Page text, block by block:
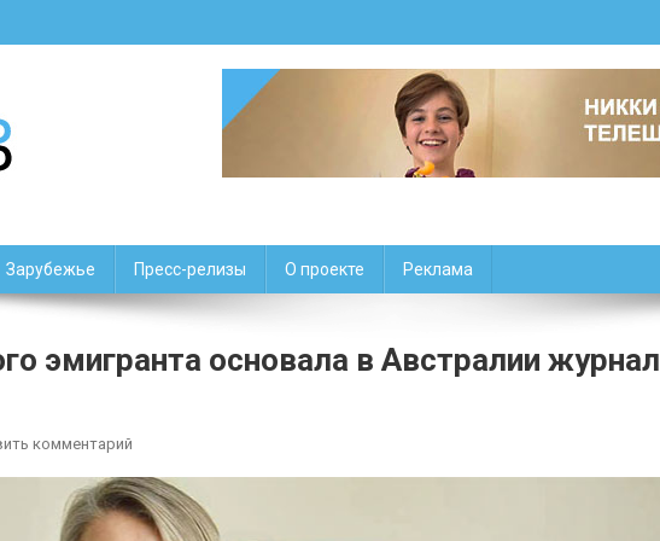
Зарубежье Пресс-релизы О проекте Реклама
эмигранта основала в Австралии журнал
комментарий
дочь
белорусского